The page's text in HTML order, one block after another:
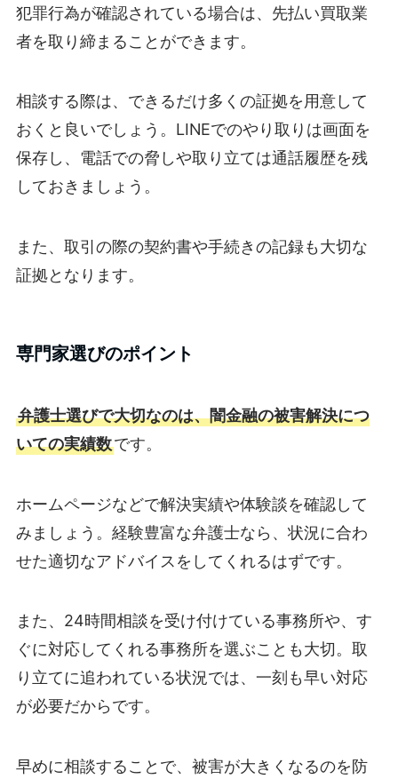
犯罪行為が確認されている場合は、先払い買取業
者を取り締まることができます。
相談する際は、できるだけ多くの証拠を用意して
おくと良いでしょう。LINEでのやり取りは画面を
保存し、電話での脅しや取り立ては通話履歴を残
しておきましょう。
また、取引の際の契約書や手続きの記録も大切な
証拠となります。
専門家選びのポイント
弁護士選びで大切なのは、闇金融の被害解決につ
いての実績数です。
ホームページなどで解決実績や体験談を確認して
みましょう。経験豊富な弁護士なら、状況に合わ
せた適切なアドバイスをしてくれるはずです。
また、24時間相談を受け付けている事務所や、す
ぐに対応してくれる事務所を選ぶことも大切。取
り立てに追われている状況では、一刻も早い対応
が必要だからです。
早めに相談することで、被害が大きくなるのを防